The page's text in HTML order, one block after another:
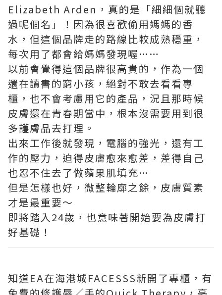
Elizabeth Arden，真的是「細細個就聽
過呢個名」！因為很喜歡偷用媽媽的香
水，但這個品牌走的路線比較成熟穩重，
每次用了都會給媽媽發現喔……
以前會覺得這個品牌很高貴的，作為一個
還在讀書的窮小孩，絕對不敢去看看專
櫃，也不會考慮用它的產品，況且那時候
皮膚還在青春期當中，根本沒需要用到很
多護膚品去打理。
出來工作後就發現，電腦的強光，還有工
作的壓力，迫得皮膚愈來愈差，差得自己
也忍不住去了做蘋果肌填充…
但是怎樣也好，微整輪廓之餘，皮膚質素
才是最重要～
即將踏入24歲，也意味著開始要為皮膚打
好基礎！
知道EA在海港城FACESSS新開了專櫃，有